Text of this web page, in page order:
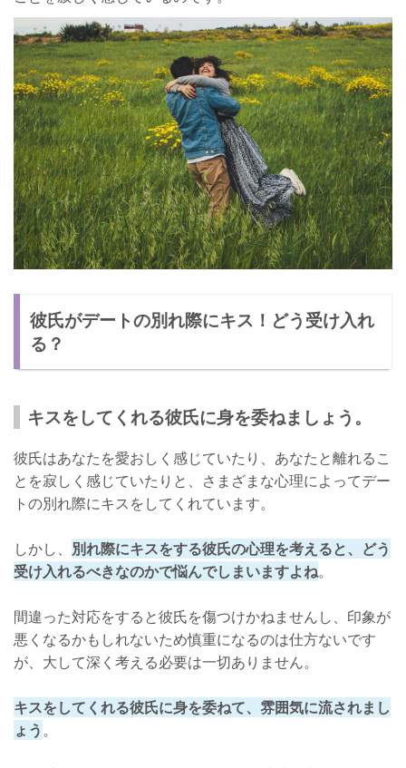
彼氏がデートの別れ際にキス！どう受け入れ
る？
キスをしてくれる彼氏に身を委ねましょう。
彼氏はあなたを愛おしく感じていたり、あなたと離れるこ
とを寂しく感じていたりと、さまざまな心理によってデー
トの別れ際にキスをしてくれています。
しかし、 別れ際にキスをする彼氏の心理を考えると、どう
受け入れるべきなのかで悩んでしまいますよね。
間違った対応をすると彼氏を傷つけかねませんし、印象が
悪くなるかもしれないため慎重になるのは仕方ないです
が、大して深く考える必要は一切ありません。
キスをしてくれる彼氏に身を委ねて、雰囲気に流されまし
ょう。